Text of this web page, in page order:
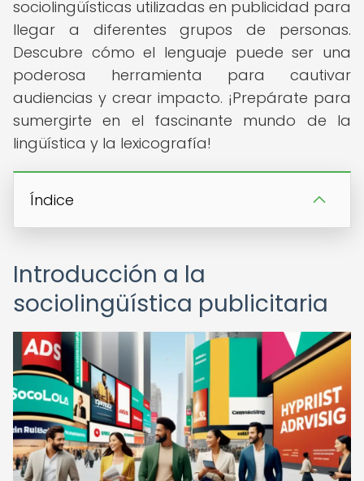
sociolingüísticas utilizadas en publicidad para
llegar a diferentes grupos de personas.
Descubre cómo el lenguaje puede ser una
poderosa herramienta para cautivar
audiencias y crear impacto. ¡Prepárate para
sumergirte en el fascinante mundo de la
lingüística y la lexicografía!
Índice
Introducción a la
sociolingüística publicitaria